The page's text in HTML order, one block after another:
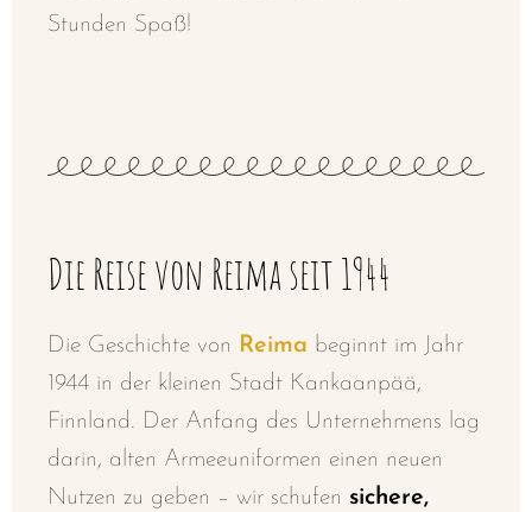
Stunden Spaß!
Die Reise von Reima seit 1944
Die Geschichte von Reima beginnt im Jahr
1944 in der kleinen Stadt Kankaanpää,
Finnland. Der Anfang des Unternehmens lag
darin, alten Armeeuniformen einen neuen
Nutzen zu geben – wir schufen sichere,